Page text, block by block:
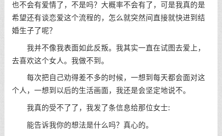
也不会有爱情了，不是吗？大概率不会有了，可是我真的是
希望还有谈恋爱这个流程的，怎么就突然间直接就快进到结
婚生子了呢？
我并不像我表面如此反叛。我其实一直在试图去爱上，
去喜欢这个女人。我做不到。
每次把自己劝得差不多的时候，一想到每天都会面对这
个人，一想到以后的生活画面，我还是会坚定地说不。
我真的受不了了，我发了条信息给那位女士:
能告诉我你的想法是什么吗？真心的。